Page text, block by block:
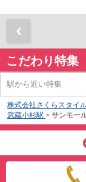
こだわり特集
駅から近い特集
株式会社さくらスタイ
武蔵小杉駅 > サンモー